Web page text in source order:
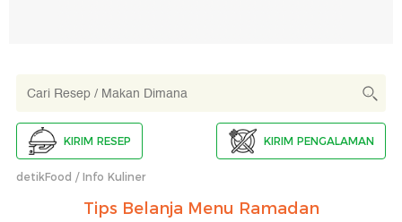
KIRIM RESEP KIRIM PENGALAMAN
detikFood Info Kuliner
Tips Belanja Menu Ramadan